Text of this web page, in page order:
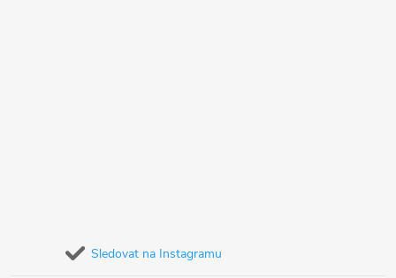
Sledovat na Instagramu